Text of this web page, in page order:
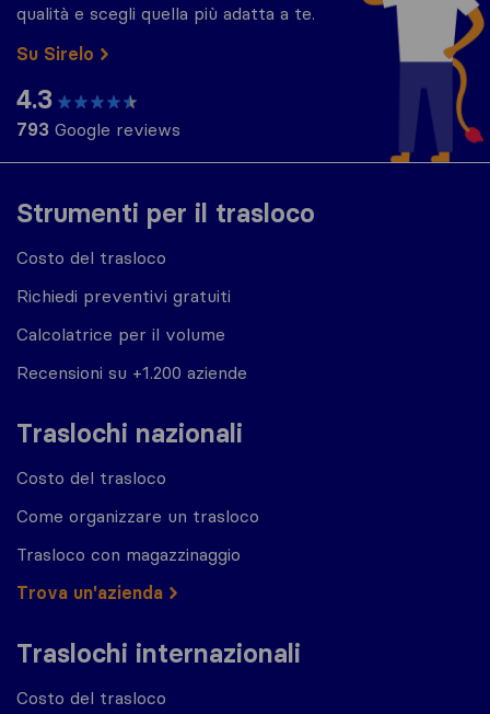
Strumenti per il trasloco
Costo del trasloco
Richiedi preventivi gratuiti
Calcolatrice per il volume
Recensioni su +1.200 aziende
Traslochi nazionali
Costo del trasloco
Come organizzare un trasloco
Trasloco con magazzinaggio
Trova un'azienda
Traslochi internazionali
Costo del trasloco
qualità e scegli quella più adatta a te.
Su Sirelo
4.3
793 Google reviews